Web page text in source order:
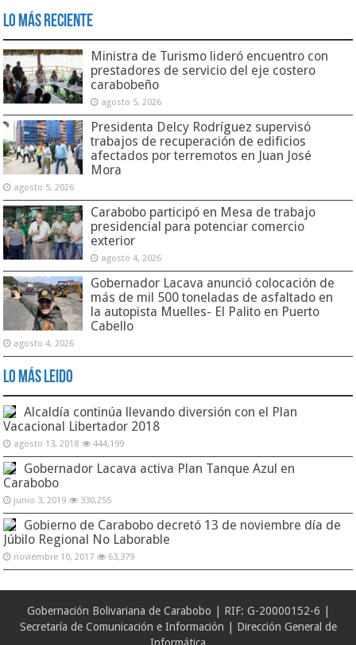
Lo Más Reciente
Ministra de Turismo lideró encuentro con
prestadores de servicio del eje costero
carabobeño
agosto 5, 2026
Presidenta Delcy Rodríguez supervisó
trabajos de recuperación de edificios
afectados por terremotos en Juan José
Mora
agosto 5, 2026
Carabobo participó en Mesa de trabajo
presidencial para potenciar comercio
exterior
agosto 4, 2026
Gobernador Lacava anunció colocación de
más de mil 500 toneladas de asfaltado en
la autopista Muelles- El Palito en Puerto
Cabello
agosto 4, 2026
Lo Más Leido
Alcaldía continúa llevando diversión con el Plan
Vacacional Libertador 2018
agosto 13, 2018 444,199
Gobernador Lacava activa Plan Tanque Azul en
Carabobo
junio 3, 2019 330,255
Gobierno de Carabobo decretó 13 de noviembre día de
Júbilo Regional No Laborable
noviembre 10, 2017 63,379
Gobernación Bolivariana de Carabobo | RIF: G-20000152-6 |
Secretaría de Comunicación e Información | Dirección General de
Informática